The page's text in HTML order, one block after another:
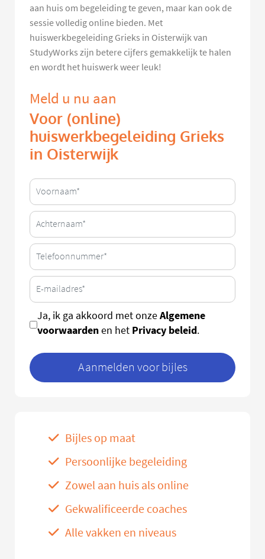
aan huis om begeleiding te geven, maar kan ook de
sessie volledig online bieden. Met
huiswerkbegeleiding Grieks in Oisterwijk van
StudyWorks zijn betere cijfers gemakkelijk te halen
en wordt het huiswerk weer leuk!
Meld u nu aan
Voor (online)
huiswerkbegeleiding Grieks
in Oisterwijk
Ja, ik ga akkoord met onzeAlgemene
voorwaardenen het Privacy beleid.
Aanmelden voor bijles
Bijles op maat
Persoonlijke begeleiding
Zowel aan huis als online
Gekwalificeerde coaches
Alle vakken en niveaus